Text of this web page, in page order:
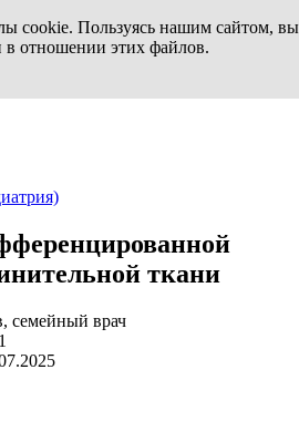
cookie. Пользуясь нашим сайтом, вы
в отношении этих файлов.
ткани
семейный врач